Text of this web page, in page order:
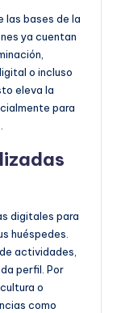
las bases de la
ya cuentan
o incluso
eleva la
para
digitales para
huéspedes.
actividades,
perfil. Por
o
como